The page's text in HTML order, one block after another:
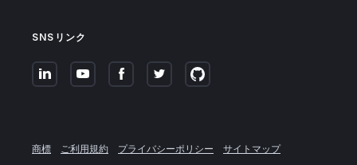
SNSリンク
商標 ご利用規約 プライバシーポリシー
サイトマップ